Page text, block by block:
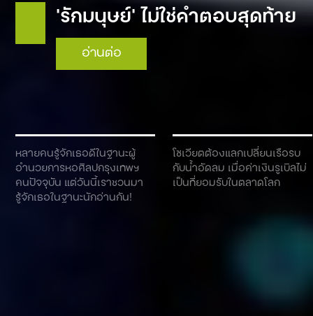
หลายคนรู้จักเธอดีในฐานะผู้
อำนวยการหอศิลปกรุงเทพฯ
คนปัจจุบัน แต่วันนี้เราชวนมา
รู้จักเธอในฐานะนักอ่านกัน!
โซเวียตต้องแลกเปลี่ยนเรือรบ
กับน้ำอัดลม เมื่อค่าเงินรูเบิลไม่
เป็นที่ยอมรับในตลาดโลก
‘รักมนุษย์’ ไม่ใช่คำตอบสุดท้าย
อ่านต่อ